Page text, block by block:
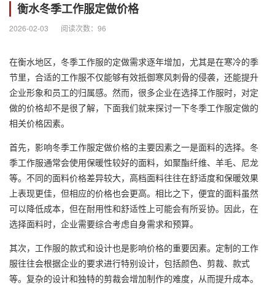
衡水冬季工作服定做价格
2026-02-03 阅读次数： 96
在衡水地区，冬季工作服的定做需求逐年增加，尤其是在寒冷的季
节里，合适的工作服不仅能够有效抵御寒风刺骨的侵袭，还能提升
企业形象和员工的归属感。然而，很多企业在选择工作服时，对定
做的价格却不是很了解，下面我们就来探讨一下冬季工作服定做的
相关价格因素。
首先，影响冬季工作服定做价格的主要因素之一是面料的选择。冬
季工作服通常会使用保暖性较好的面料，如聚酯纤维、羊毛、尼龙
等。不同的面料价格差异较大，高档面料往往在舒适度和保暖效果
上表现更佳，但相应的价格也会更高。相比之下，便宜的面料虽然
可以降低成本，但在耐用性和舒适性上可能会有所妥协。因此，在
选择面料时，企业需要综合考虑自身需求和预算。
其次，工作服的款式和设计也是影响价格的重要因素。定制的工作
服往往会根据企业的要求进行特别设计，包括颜色、剪裁、款式
等。复杂的设计和独特的剪裁会增加制作的难度，从而提升成本。